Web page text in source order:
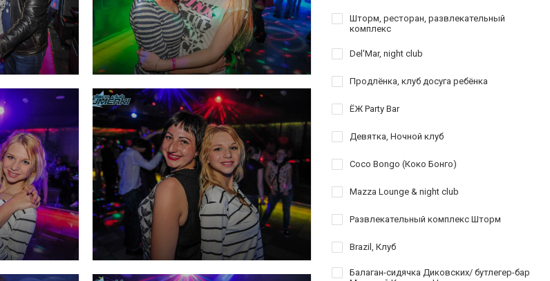
Шторм, ресторан, развлекательный
комплекс
Del'Mar, night club
Продлёнка, клуб досуга ребёнка
ЁЖ Party Bar
Девятка, Ночной клуб
Coco Bongo (Коко Бонго)
Mazza Lounge & night club
Развлекательный комплекс Шторм
Brazil, Клуб
Балаган-сидячка Диковских/ бутлегер-бар